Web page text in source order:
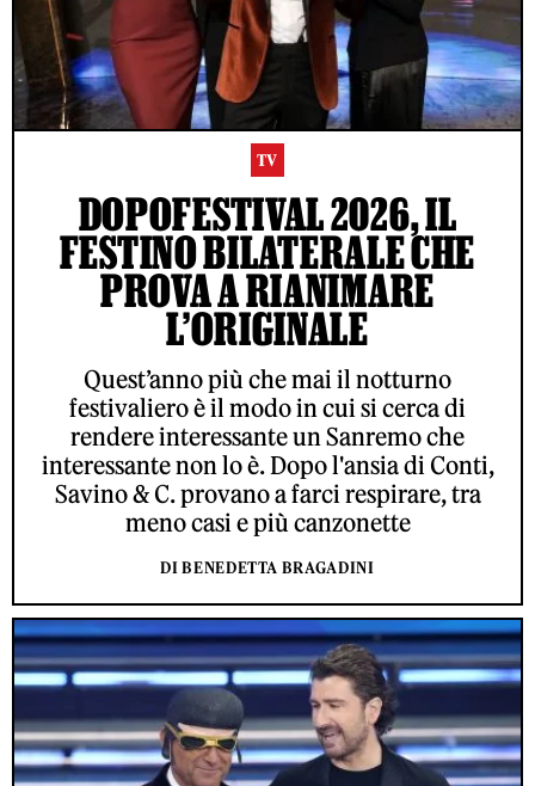
TV
DOPOFESTIVAL 2026, IL
FESTINO BILATERALE CHE
PROVA A RIANIMARE
L’ORIGINALE
Quest’anno più che mai il notturno
festivaliero è il modo in cui si cerca di
rendere interessante un Sanremo che
interessante non lo è. Dopo l'ansia di Conti,
Savino & C. provano a farci respirare, tra
meno casi e più canzonette
DI BENEDETTA BRAGADINI